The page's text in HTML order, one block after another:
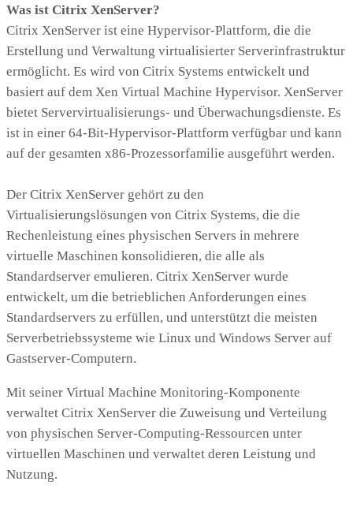
Was ist Citrix XenServer?
Citrix XenServer ist eine Hypervisor-Plattform, die die
Erstellung und Verwaltung virtualisierter Serverinfrastruktur
ermöglicht. Es wird von Citrix Systems entwickelt und
basiert auf dem Xen Virtual Machine Hypervisor. XenServer
bietet Servervirtualisierungs- und Überwachungsdienste. Es
ist in einer 64-Bit-Hypervisor-Plattform verfügbar und kann
auf der gesamten x86-Prozessorfamilie ausgeführt werden.
Der Citrix XenServer gehört zu den
Virtualisierungslösungen von Citrix Systems, die die
Rechenleistung eines physischen Servers in mehrere
virtuelle Maschinen konsolidieren, die alle als
Standardserver emulieren. Citrix XenServer wurde
entwickelt, um die betrieblichen Anforderungen eines
Standardservers zu erfüllen, und unterstützt die meisten
Serverbetriebssysteme wie Linux und Windows Server auf
Gastserver-Computern.
Mit seiner Virtual Machine Monitoring-Komponente
verwaltet Citrix XenServer die Zuweisung und Verteilung
von physischen Server-Computing-Ressourcen unter
virtuellen Maschinen und verwaltet deren Leistung und
Nutzung.